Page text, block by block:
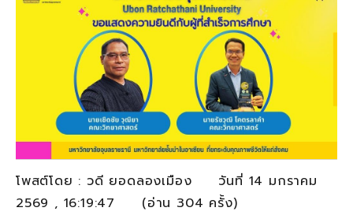
โพสต์โดย : วดี ยอดลองเมือง วันที่ 14 มกราคม
2569 , 16:19:47 (อ่าน 304 ครั้ง)